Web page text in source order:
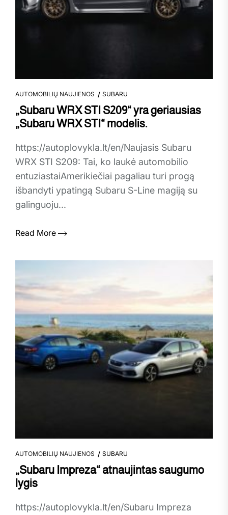
AUTOMOBILIŲ NAUJIENOS SUBARU
„Subaru WRX STI S209“ yra geriausias
„Subaru WRX STI“ modelis.
https://autoplovykla.lt/en/Naujasis Subaru
WRX STI S209: Tai, ko laukė automobilio
entuziastaiAmerikiečiai pagaliau turi progą
išbandyti ypatingą Subaru S-Line magiją su
galinguoju...
Read More
AUTOMOBILIŲ NAUJIENOS SUBARU
„Subaru Impreza“ atnaujintas saugumo
lygis
https://autoplovykla.lt/en/Subaru Impreza